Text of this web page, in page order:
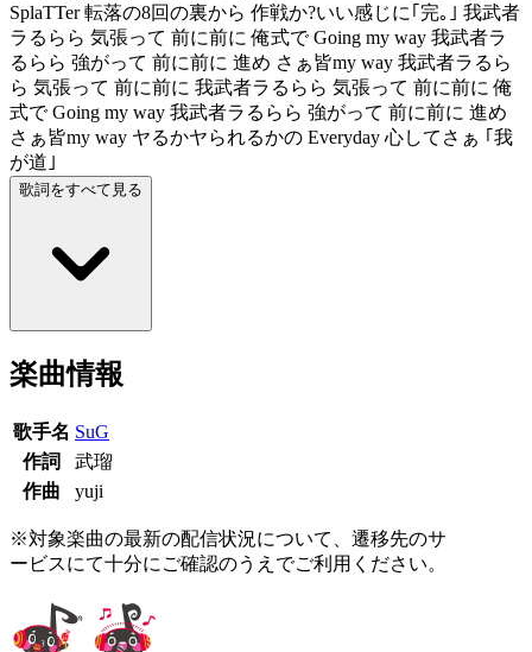
SplaTTer 転落の8回の裏から 作戦か?いい感じに｢完｡｣ 我武者
ラるらら 気張って 前に前に 俺式で Going my way 我武者ラ
るらら 強がって 前に前に 進め さぁ皆my way 我武者ラるら
ら 気張って 前に前に 我武者ラるらら 気張って 前に前に 俺
式で Going my way 我武者ラるらら 強がって 前に前に 進め
さぁ皆my way ヤるかヤられるかの Everyday 心してさぁ ｢我
が道｣
歌詞をすべて見る
楽曲情報
歌手名 SuG
作詞
武瑠
作曲
yuji
※対象楽曲の最新の配信状況について、遷移先のサ
ービスにて十分にご確認のうえでご利用ください。